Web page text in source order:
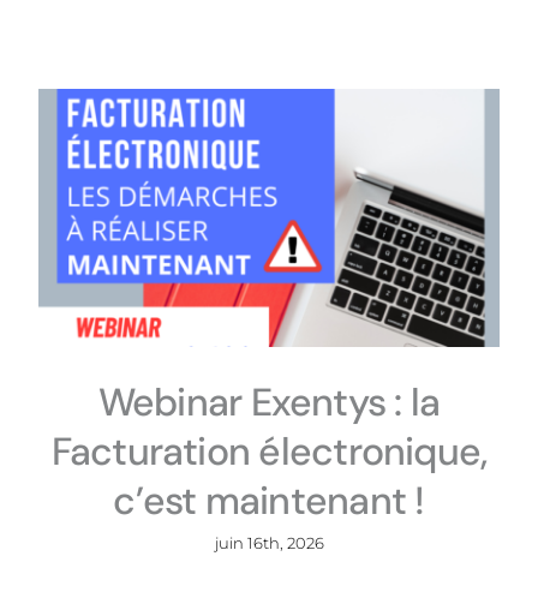
Webinar Exentys : la
Facturation électronique,
c’est maintenant !
juin 16th, 2026